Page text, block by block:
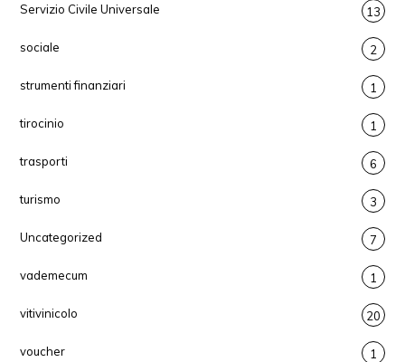
Servizio Civile Universale 13
sociale 2
strumenti finanziari 1
tirocinio 1
trasporti 6
turismo 3
Uncategorized 7
vademecum 1
vitivinicolo 20
voucher 1